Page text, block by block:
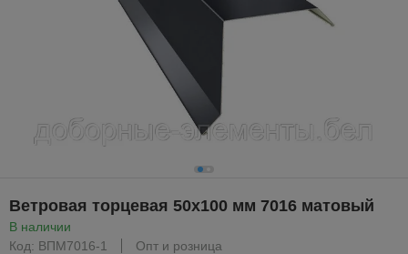
Ветровая торцевая 50х100 мм 7016 матовый
В наличии
Код: ВПМ7016-1
Опт и розница